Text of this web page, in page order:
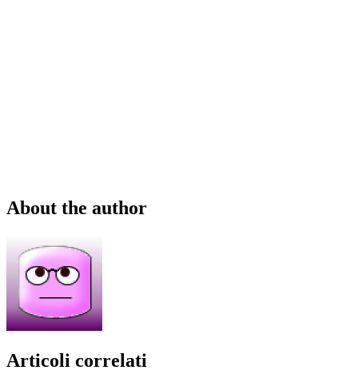
About the author
Articoli correlati